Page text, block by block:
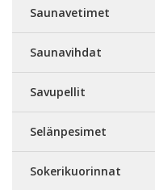
Saunavetimet
Saunavihdat
Savupellit
Selänpesimet
Sokerikuorinnat